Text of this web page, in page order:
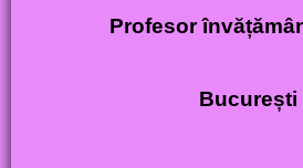
Profesor
București